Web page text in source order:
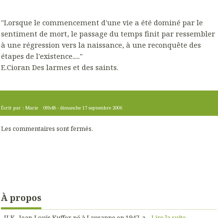
"Lorsque le commencement d'une vie a été dominé par le
sentiment de mort, le passage du temps finit par ressembler
à une régression vers la naissance, à une reconquête des
étapes de l'existence....."
E.Cioran Des larmes et des saints.
Écrit par : Marie 09h48 -dimanche 17 septembre 2006
Les commentaires sont fermés.
À propos